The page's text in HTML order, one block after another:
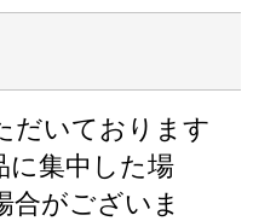
だいております
に集中した場
合がございま